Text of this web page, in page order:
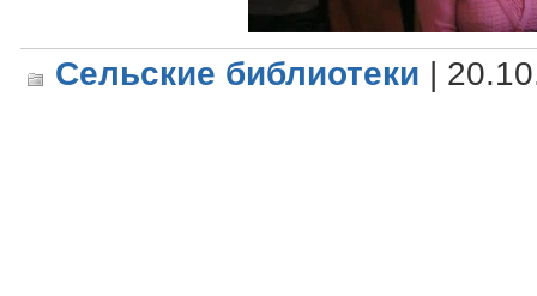
Сельские библиотеки |